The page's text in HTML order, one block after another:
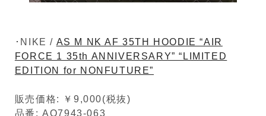
･NIKE / AS M NK AF 35TH HOODIE “AIR
FORCE 1 35th ANNIVERSARY” “LIMITED
EDITION for NONFUTURE”
販売価格: ￥9,000(税抜)
品番: AQ7943-063